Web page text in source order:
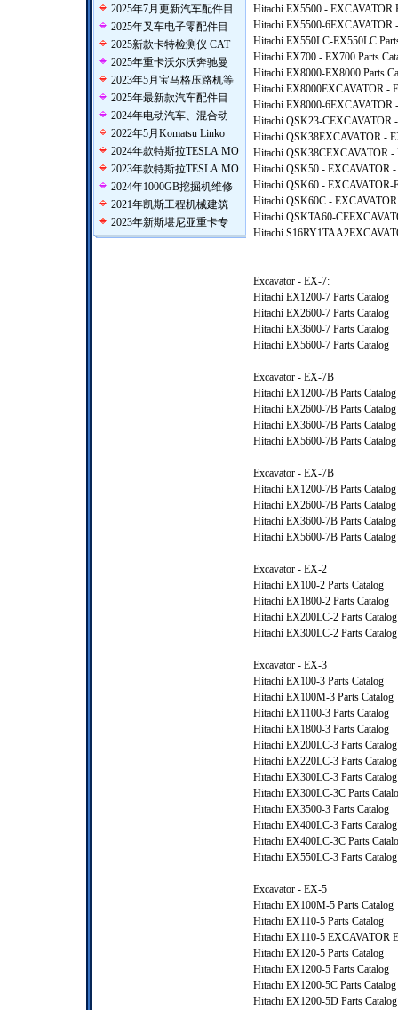
2025年7月更新汽车配件目
2025年叉车电子零配件目
2025新款卡特检测仪 CAT
2025年重卡沃尔沃奔驰曼
2023年5月宝马格压路机等
2025年最新款汽车配件目
2024年电动汽车、混合动
2022年5月Komatsu Linko
2024年款特斯拉TESLA MO
2023年款特斯拉TESLA MO
2024年1000GB挖掘机维修
2021年凯斯工程机械建筑
2023年新斯堪尼亚重卡专
Hitachi EX5500 - EXCAVATOR
Hitachi EX5500-6EXCAVATOR
Hitachi EX550LC-EX550LC
Hitachi EX700 - EX700 Parts
Hitachi EX8000-EX8000 Parts
Hitachi EX8000EXCAVATOR -
Hitachi EX8000-6EXCAVATOR
Hitachi QSK23-CEXCAVATOR
Hitachi QSK38EXCAVATOR -
Hitachi QSK38CEXCAVATOR -
Hitachi QSK50 - EXCAVATOR -
Hitachi QSK60 - EXCAVATOR-
Hitachi QSK60C -
Hitachi QSKTA60-
Hitachi
Excavator - EX-7:
Hitachi EX1200-7 Parts Catalog
Hitachi EX2600-7 Parts Catalog
Hitachi EX3600-7 Parts Catalog
Hitachi EX5600-7 Parts Catalog
Excavator - EX-7B
Hitachi EX1200-7B Parts Catalog
Hitachi EX2600-7B Parts Catalog
Hitachi EX3600-7B Parts Catalog
Hitachi EX5600-7B Parts Catalog
Excavator - EX-7B
Hitachi EX1200-7B Parts Catalog
Hitachi EX2600-7B Parts Catalog
Hitachi EX3600-7B Parts Catalog
Hitachi EX5600-7B Parts Catalog
Excavator - EX-2
Hitachi EX100-2 Parts Catalog
Hitachi EX1800-2 Parts Catalog
Hitachi EX200LC-2 Parts Catalog
Hitachi EX300LC-2 Parts Catalog
Excavator - EX-3
Hitachi EX100-3 Parts Catalog
Hitachi EX100M-3 Parts Catalog
Hitachi EX1100-3 Parts Catalog
Hitachi EX1800-3 Parts Catalog
Hitachi EX200LC-3 Parts Catalog
Hitachi EX220LC-3 Parts Catalog
Hitachi EX300LC-3 Parts Catalog
Hitachi EX300LC-3C Parts
Hitachi EX3500-3 Parts Catalog
Hitachi EX400LC-3 Parts Catalog
Hitachi EX400LC-3C Parts
Hitachi EX550LC-3 Parts Catalog
Excavator - EX-5
Hitachi EX100M-5 Parts Catalog
Hitachi EX110-5 Parts Catalog
Hitachi EX110-5 EXCAVATOR
Hitachi EX120-5 Parts Catalog
Hitachi EX1200-5 Parts Catalog
Hitachi EX1200-5C Parts Catalog
Hitachi EX1200-5D Parts Catalog